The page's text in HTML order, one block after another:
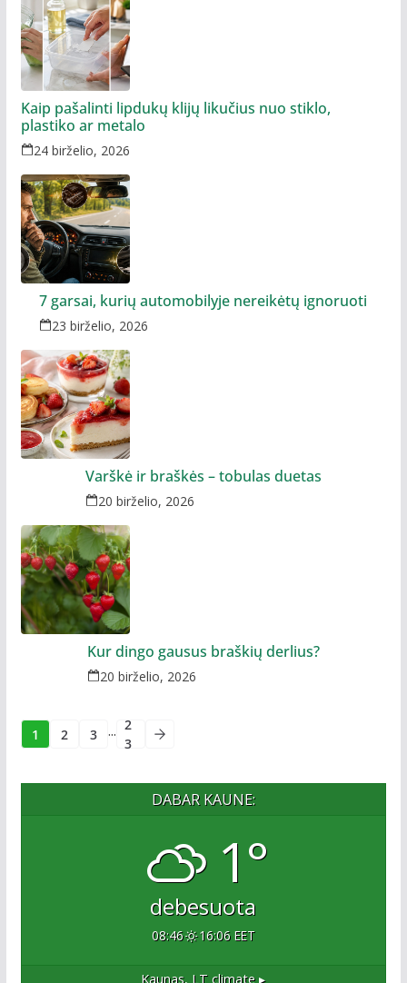
Kaip pašalinti lipdukų klijų likučius nuo stiklo,
plastiko ar metalo
24 birželio, 2026
7 garsai, kurių automobilyje nereikėtų ignoruoti
23 birželio, 2026
Varškė ir braškės – tobulas duetas
20 birželio, 2026
Kur dingo gausus braškių derlius?
20 birželio, 2026
1 2 3 ... 2
3
DABAR KAUNE:
1°
debesuota
08:46 16:06 EET
Kaunas, LT climate ▸